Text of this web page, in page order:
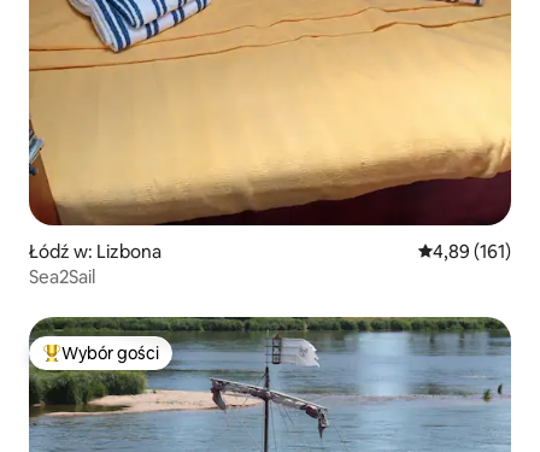
Łódź w: Lizbona Średnia
4,89 (161)
Sea2Sail
Najpopularniejsze z kategorii Wybór gości
Wybór gości